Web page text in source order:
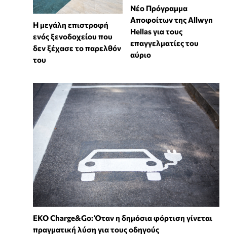
Η μεγάλη επιστροφή
ενός ξενοδοχείου που
δεν ξέχασε το παρελθόν
του
Νέο Πρόγραμμα
Αποφοίτων της Allwyn
Hellas για τους
επαγγελματίες του
αύριο
EKO Charge&Go: Όταν η δημόσια φόρτιση γίνεται
πραγματική λύση για τους οδηγούς